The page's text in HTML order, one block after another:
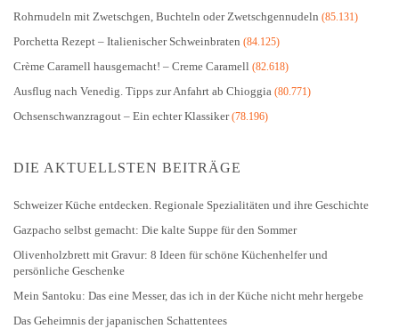
Rohrnudeln mit Zwetschgen, Buchteln oder Zwetschgennudeln (85.131)
Porchetta Rezept – Italienischer Schweinbraten (84.125)
Crème Caramell hausgemacht! – Creme Caramell (82.618)
Ausflug nach Venedig. Tipps zur Anfahrt ab Chioggia (80.771)
Ochsenschwanzragout – Ein echter Klassiker(78.196)
DIE AKTUELLSTEN BEITRÄGE
Schweizer Küche entdecken. Regionale Spezialitäten und ihre Geschichte
Gazpacho selbst gemacht: Die kalte Suppe für den Sommer
Olivenholzbrett mit Gravur: 8 Ideen für schöne Küchenhelfer und
persönliche Geschenke
Mein Santoku: Das eine Messer, das ich in der Küche nicht mehr hergebe
Das Geheimnis der japanischen Schattentees